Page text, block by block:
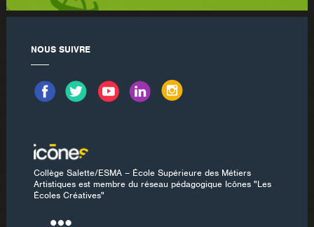
NOUS SUIVRE
Collège Salette/ESMA – École Supérieure des Métiers
Artistiques est membre du réseau pédagogique Icônes "Les
Écoles Créatives"